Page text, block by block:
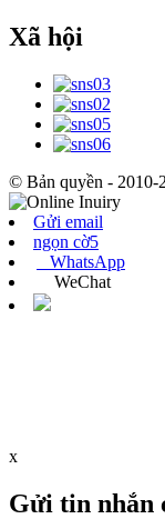
Xã hội
© Bản quyền - 2010-
Gửi email
ngọn cờ5
WhatsApp
WeChat
x
Gửi tin nhắn